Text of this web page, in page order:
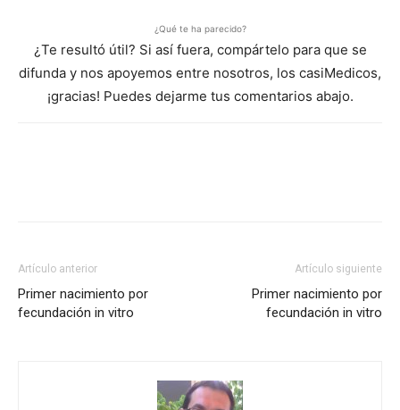
¿Qué te ha parecido?
¿Te resultó útil? Si así fuera, compártelo para que se
difunda y nos apoyemos entre nosotros, los casiMedicos,
¡gracias! Puedes dejarme tus comentarios abajo.
Artículo anterior
Primer nacimiento por
fecundación in vitro
Artículo siguiente
Primer nacimiento por
fecundación in vitro